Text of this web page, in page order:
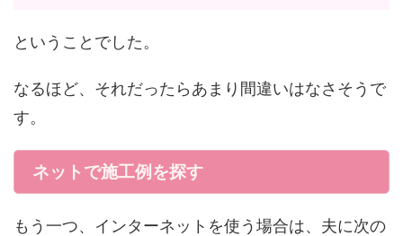
ということでした。
なるほど、それだったらあまり間違いはなさそうで
す。
ネットで施工例を探す
もう一つ、インターネットを使う場合は、夫に次の